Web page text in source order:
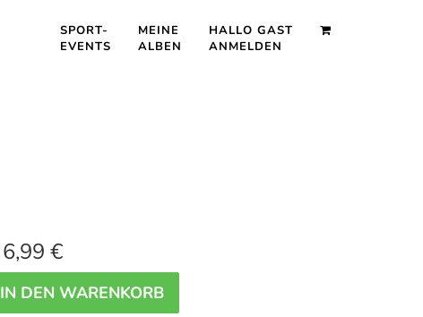
SPORT-
EVENTS
MEINE
ALBEN
HALLO GAST
ANMELDEN
6,99 €
IN DEN WARENKORB